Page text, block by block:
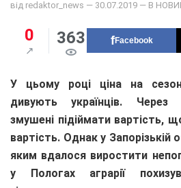
від redaktor_news — 30.07.2019 — В
0 363 Facebook
У цьому році ціна на
дивують українців.
змушені підіймати вартість,
вартість. Однак у Запорізькій
яким вдалося виростити
у Пологах аграрії